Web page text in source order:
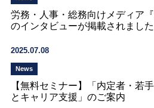
労務・人事・総務向けメディア
のインタビューが掲載されました
2025.07.08
News
【無料セミナー】「内定者・若
とキャリア支援」のご案内